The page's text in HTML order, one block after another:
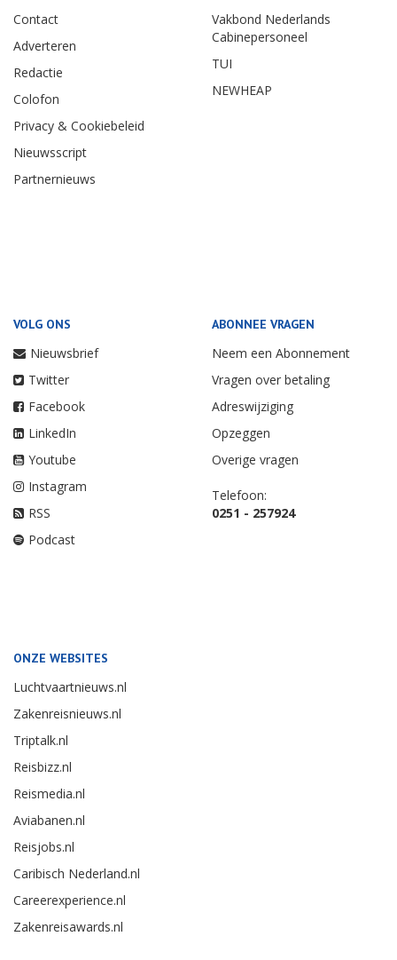
Contact
Adverteren
Redactie
Colofon
Privacy & Cookiebeleid
Nieuwsscript
Partnernieuws
Vakbond Nederlands
Cabinepersoneel
TUI
NEWHEAP
VOLG ONS
Nieuwsbrief
Twitter
Facebook
LinkedIn
Youtube
Instagram
RSS
Podcast
ABONNEE VRAGEN
Neem een Abonnement
Vragen over betaling
Adreswijziging
Opzeggen
Overige vragen
Telefoon:
0251 - 257924
ONZE WEBSITES
Luchtvaartnieuws.nl
Zakenreisnieuws.nl
Triptalk.nl
Reisbizz.nl
Reismedia.nl
Aviabanen.nl
Reisjobs.nl
Caribisch Nederland.nl
Careerexperience.nl
Zakenreisawards.nl